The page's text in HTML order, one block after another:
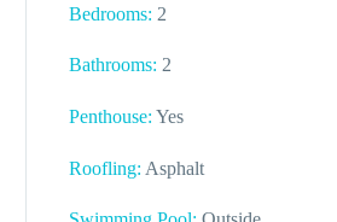
Bedrooms: 2
Bathrooms: 2
Penthouse: Yes
Roofling: Asphalt